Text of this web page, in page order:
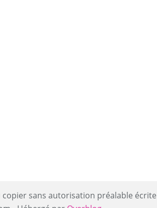
sans autorisation préalable écrite